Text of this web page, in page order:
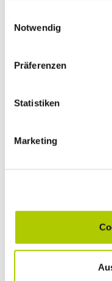
Notwendig
Präferenzen
Statistiken
Marketing
Alle Features,
Sind Sie bereit für
05361 8639999-95
Wir sind gern für
der Automeile
dem 1. Oktober 2024. In den